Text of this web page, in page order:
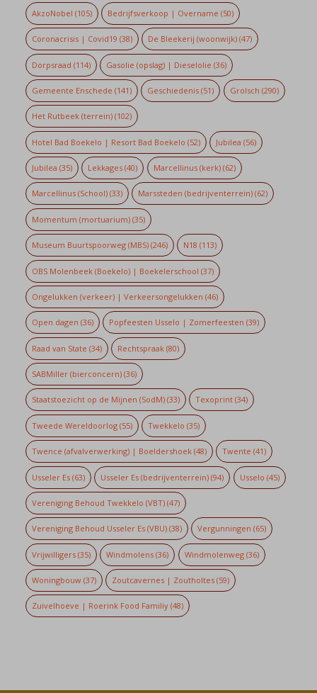
AkzoNobel (105) Bedrijfsverkoop | Overname (50)
Coronacrisis | Covid19 (38) De Bleekerij (woonwijk) (47)
Dorpsraad (114) Gasolie (opslag) | Dieselolie (36)
Gemeente Enschede (141) Geschiedenis (51) Grolsch (290)
Het Rutbeek (terrein)(102)
Hotel Bad Boekelo | Resort Bad Boekelo (52) Jubilea (56)
Jubilea (35) Lekkages (40) Marcellinus (kerk)(62)
Marcellinus (School)(33) Marssteden (bedrijventerrein) (62)
Momentum (mortuarium)(35)
Museum Buurtspoorweg (MBS)(246) N18 (113)
OBS Molenbeek (Boekelo) | Boekelerschool (37)
Ongelukken (verkeer) | Verkeersongelukken (46)
Open dagen (36) Popfeesten Usselo | Zomerfeesten (39)
Raad van State (34) Rechtspraak (80)
SABMiller (bierconcern)(36)
Staatstoezicht op de Mijnen (SodM)(33) Texoprint (34)
Tweede Wereldoorlog(55) Twekkelo (35)
Twence (afvalverwerking) | Boeldershoek(48) Twente (41)
Usseler Es(63) Usseler Es (bedrijventerrein) (94) Usselo (45)
Vereniging Behoud Twekkelo (VBT)(47)
Vereniging Behoud Usseler Es (VBU)(38) Vergunningen (65)
Vrijwilligers(35) Windmolens (36) Windmolenweg(36)
Woningbouw(37) Zoutcavernes | Zoutholtes (59)
Zuivelhoeve | Roerink Food Familiy(48)